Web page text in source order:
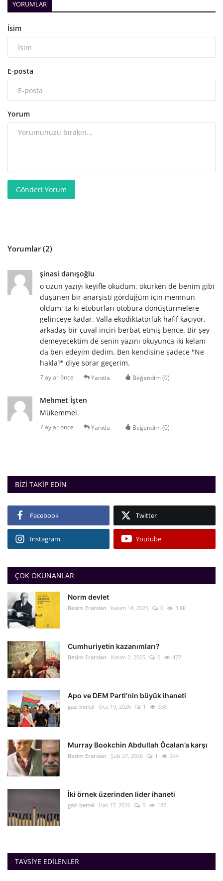
YORUMLAR
İsim
E-posta
Yorum
Gönderi Yorum
Yorumlar (2)
şinasi danışoğlu
o uzun yazıyı keyifle okudum, okurken de benim gibi
düşünen bir anarşisti gördüğüm için memnun
oldum; ta ki etoburları otobura dönüştürmelere
gelinceye kadar. Valla ekodiktatörlük hafif kaçıyor,
arkadaş bir çuval inciri berbat etmiş bence. Bir şey
demeyecektim de senin yazını okuyunca iki kelam
da ben edeyim dedim. Ben kendisine sadece "Ne
hakla?" diye sorar geçerim.
7 aylar önce Yanıtla Beğendim (0)
Mehmet İşten
Mükemmel.
7 aylar önce Yanıtla Beğendim (0)
BIZI TAKIP EDIN
Facebook Twitter
Instagram Youtube
ÇOK OKUNANLAR
Norm devlet
Besim Erarslan Kasım 14, 2025 0 3.8k
Cumhuriyetin kazanımları?
Besim Erarslan Kasım 2, 2025 0 477
Apo ve DEM Parti’nin büyük ihaneti
gazi bertal Oca 19, 2026 1 338
Murray Bookchin Abdullah Öcalan’a karşı
Besim Erarslan Şub 27, 2026 1 244
İki örnek üzerinden lider ihaneti
gazi bertal Haz 17, 2026 0 187
TAVSIYE EDILENLER